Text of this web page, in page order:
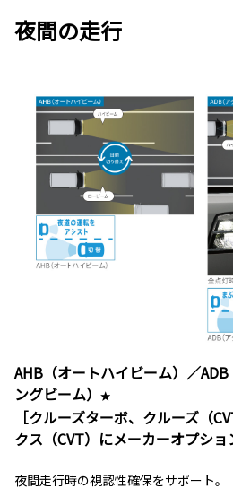
夜間の走行
AHB（オートハイビーム）／
ングビーム）
★
［クルーズターボ、クルーズ（
クス（CVT）にメーカーオプショ
夜間走行時の視認性確保をサポート。